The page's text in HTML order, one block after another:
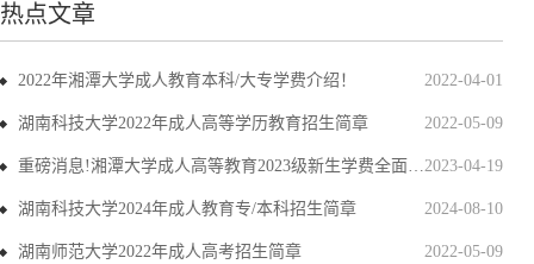
热点文章
2022-04-01
2022年湘潭大学成人教育本科/大专学费介绍！
2022-05-09
湖南科技大学2022年成人高等学历教育招生简章
2023-04-19
重磅消息!湘潭大学成人高等教育2023级新生学费全面上调
2024-08-10
湖南科技大学2024年成人教育专/本科招生简章
2022-05-09
湖南师范大学2022年成人高考招生简章